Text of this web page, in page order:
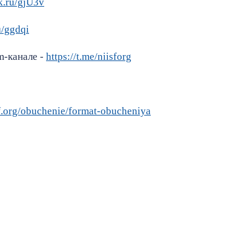
gjU3v
ggdqi
канале - https://t.me/niisforg
obuchenie/format-obucheniya